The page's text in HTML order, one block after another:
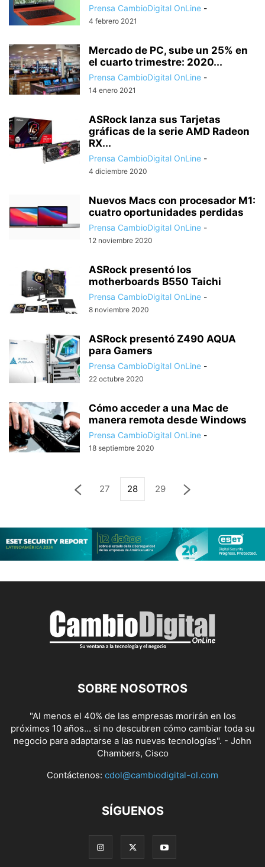
Prensa CambioDigital OnLine -
4 febrero 2021
Mercado de PC, sube un 25% en
el cuarto trimestre: 2020...
Prensa CambioDigital OnLine -
14 enero 2021
ASRock lanza sus Tarjetas
gráficas de la serie AMD Radeon
RX...
Prensa CambioDigital OnLine -
4 diciembre 2020
Nuevos Macs con procesador M1:
cuatro oportunidades perdidas
Prensa CambioDigital OnLine -
12 noviembre 2020
ASRock presentó los
motherboards B550 Taichi
Prensa CambioDigital OnLine -
8 noviembre 2020
ASRock presentó Z490 AQUA
para Gamers
Prensa CambioDigital OnLine -
22 octubre 2020
Cómo acceder a una Mac de
manera remota desde Windows
Prensa CambioDigital OnLine -
18 septiembre 2020
27 28 29
SOBRE NOSOTROS
"Al menos el 40% de las empresas morirán en los
próximos 10 años... si no descubren cómo cambiar toda su
negocio para adaptarse a las nuevas tecnologías". - John
Chambers, Cisco
Contáctenos: cdol@cambiodigital-ol.com
SÍGUENOS